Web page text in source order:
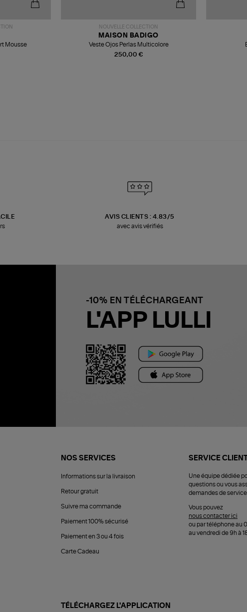
Mousse
NOUVELLE COLLECTION
250,00 €
MAISON BADIGO
Veste Ojos Perlas Multicolore
AVIS CLIENTS : 4.83/5
avec avis vérifiés
-10% EN TÉLÉCHARGEANT
L'APP LULLI
NOS SERVICES
Informations sur la livraison
Retour gratuit
Suivre ma commande
Paiement 100% sécurisé
Paiement en 3 ou 4 fois
Carte Cadeau
SERVICE CLIENT
Une équipe dédiée
questions ou vous
demandes de
Vous pouvez
nous contacter ici
ou par téléphone au
au vendredi de 9h à
TÉLÉCHARGEZ L'APPLICATION